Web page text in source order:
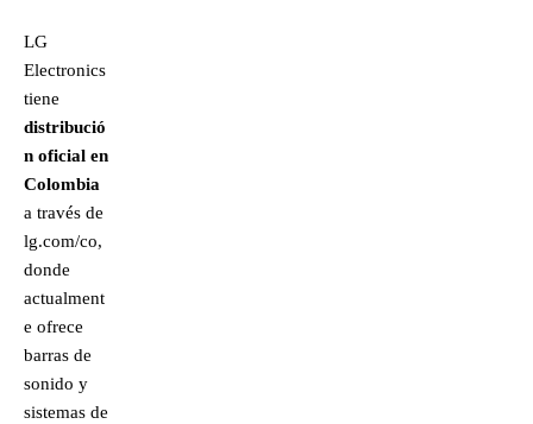
LG
Electronics
tiene
distribució
n oficial en
Colombia
a través de
lg.com/co,
donde
actualment
e ofrece
barras de
sonido y
sistemas de